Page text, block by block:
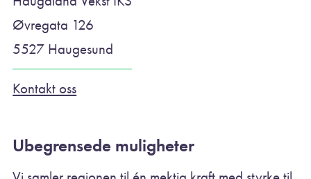
Øvregata 126
5527 Haugesund
Kontakt oss
Ubegrensede muligheter